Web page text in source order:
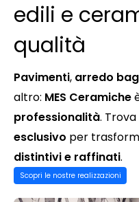
edili e
qualità
Pavimenti, arredo
altro: MES Ceramiche
professionalità. Trova
esclusivo per
distintivi e raffinati.
Scopri le nostre realizzazioni